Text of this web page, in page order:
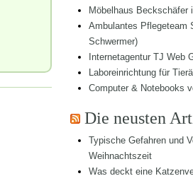
Möbelhaus Beckschäfer
Ambulantes Pflegeteam
Schwermer)
Internetagentur TJ Web
Laboreinrichtung für
Computer & Notebooks
Die neusten
Typische Gefahren und
Weihnachtszeit
Was deckt eine